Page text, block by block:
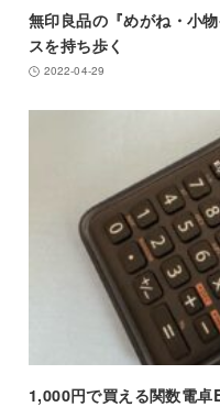
無印良品の『めがね・小
スを持ち歩く
2022-04-29
1,000円で買える関数電